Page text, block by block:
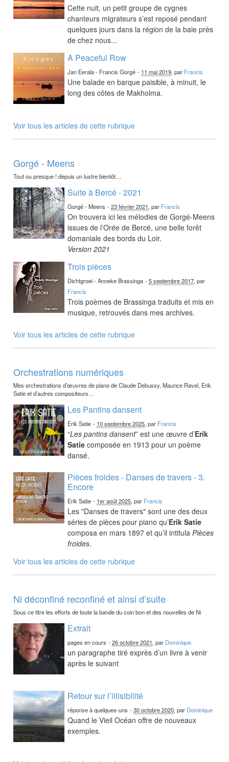
Cette nuit, un petit groupe de cygnes
chanteurs migrateurs s’est reposé pendant
quelques jours dans la région de la baie près
de chez nous...
A Peaceful Row
Jan Eerala - Francis Gorgé - 11 mai 2019, par Francis
Une balade en barque paisible, à minuit, le
long des côtes de Makholma.
Voir tous les articles de cette rubrique
Gorgé - Meens
Tout ou presque ! depuis un lustre bientôt…
Suite à Bercé - 2021
Gorgé - Meens -23 février 2021, par Francis
On trouvera ici les mélodies de Gorgé-Meens
issues de l’Orée de Bercé, une belle forêt
domaniale des bords du Loir.
Version 2021
Trois pièces
Dichtgroei - Anneke Brassinga -5 septembre 2017, par
Francis
Trois poèmes de Brassinga traduits et mis en
musique, retrouvés dans mes archives.
Voir tous les articles de cette rubrique
Orchestrations numériques
Mes orchestrations d’œuvres de piano de Claude Debussy, Maurice Ravel, Erik
Satie et d’autres compositeurs…
Les Pantins dansent
Erik Satie - 10 septembre 2025, par Francis
“Les pantins dansent” est une œuvre d’Erik
Satie composée en 1913 pour un poème
dansé.
Pièces froides - Danses de travers - 3.
Encore
Erik Satie - 1er août 2025, par Francis
Les "Danses de travers" sont une des deux
séries de pièces pour piano qu’Erik Satie
composa en mars 1897 et qu’il intitulaPièces
froides.
Voir tous les articles de cette rubrique
Ni déconfiné reconfiné et ainsi d’suite
Sous ce titre les efforts de toute la bande du coin bon et des nouvelles de Ni
Extrait
pages en cours -26 octobre 2021, par Dominique
un paragraphe tiré exprès d’un livre à venir
après le suivant
Retour sur l’illisibilité
réponse à quelques-uns -30 octobre 2020, par Dominique
Quand le Vieil Océan offre de nouveaux
exemples.